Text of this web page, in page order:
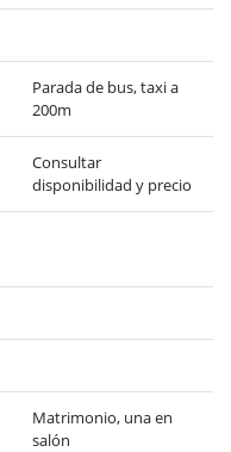
Parada de bus, taxi a
200m
Consultar
disponibilidad y precio
Matrimonio, una en
salón